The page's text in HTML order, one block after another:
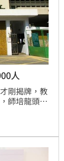
人
剛揭牌，教
師培龍頭台
預計採國
政府打造的